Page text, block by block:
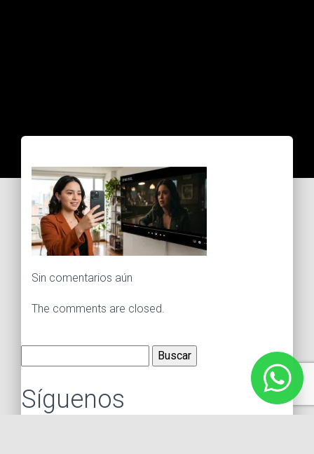
Sin comentarios aún
The comments are closed.
Buscar:
Síguenos